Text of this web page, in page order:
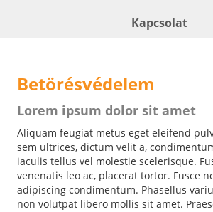
Kapcsolat
Betörésvédelem
Lorem ipsum dolor sit amet
Aliquam feugiat metus eget eleifend
sem ultrices, dictum velit a,
iaculis tellus vel molestie scelerisque.
venenatis leo ac, placerat tortor. Fusce
adipiscing condimentum. Phasellus
non volutpat libero mollis sit amet.